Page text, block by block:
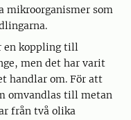
mikroorganismer som
en koppling till
men det har varit
handlar om. För att
omvandlas till metan
från två olika